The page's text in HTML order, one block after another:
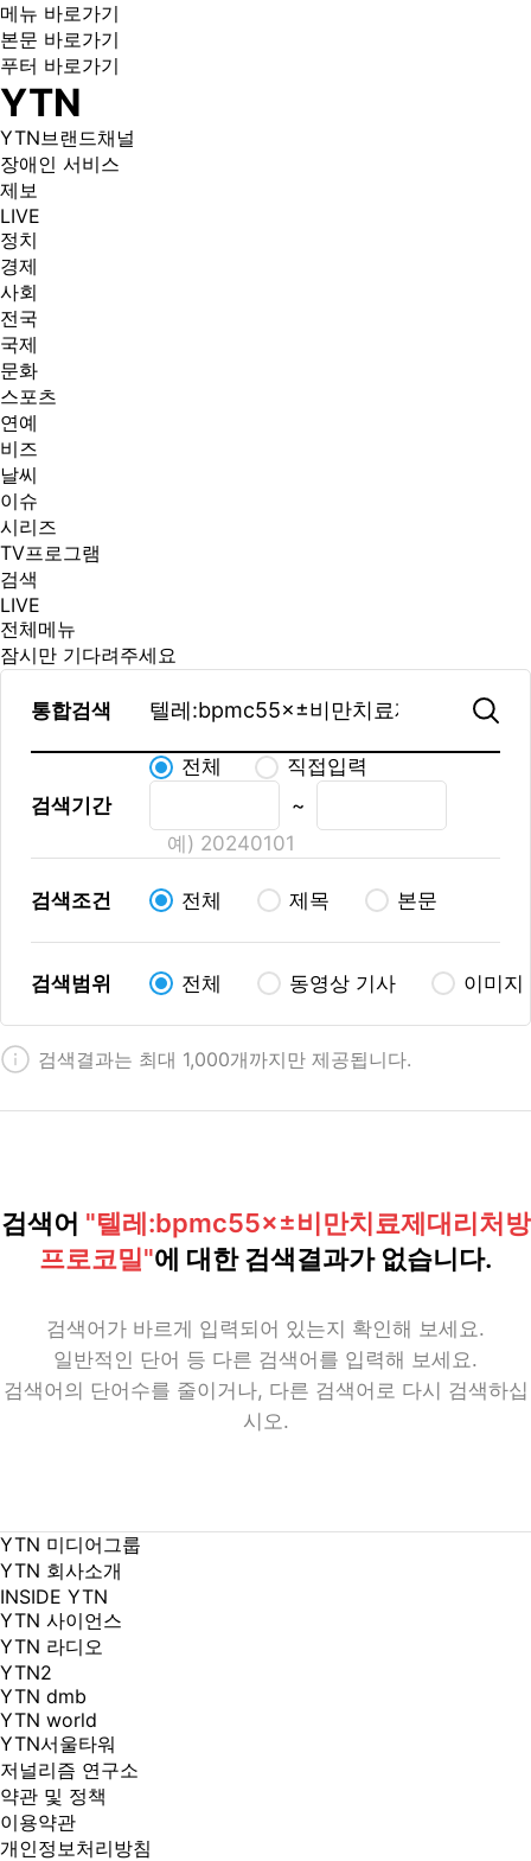
메뉴 바로가기
본문 바로가기
푸터 바로가기
YTN
YTN브랜드채널
장애인 서비스
제보
LIVE
정치
경제
사회
전국
국제
문화
스포츠
연예
비즈
날씨
이슈
시리즈
TV프로그램
검색
LIVE
전체메뉴
잠시만 기다려주세요
통합검색
검색기간
전체
직접입력
~
예) 20240101
검색조건 전체 제목 본문
검색범위 전체 동영상 기사 이미지
검색결과는 최대 1,000개까지만 제공됩니다.
검색어 "텔레:bpmc55×±비만치료제대리처방
프로코밀"에 대한 검색결과가 없습니다.
검색어가 바르게 입력되어 있는지 확인해 보세요.
일반적인 단어 등 다른 검색어를 입력해 보세요.
검색어의 단어수를 줄이거나, 다른 검색어로 다시 검색하십
시오.
YTN 미디어그룹
YTN 회사소개
INSIDE YTN
YTN 사이언스
YTN 라디오
YTN2
YTN dmb
YTN world
YTN서울타워
저널리즘 연구소
약관 및 정책
이용약관
개인정보처리방침